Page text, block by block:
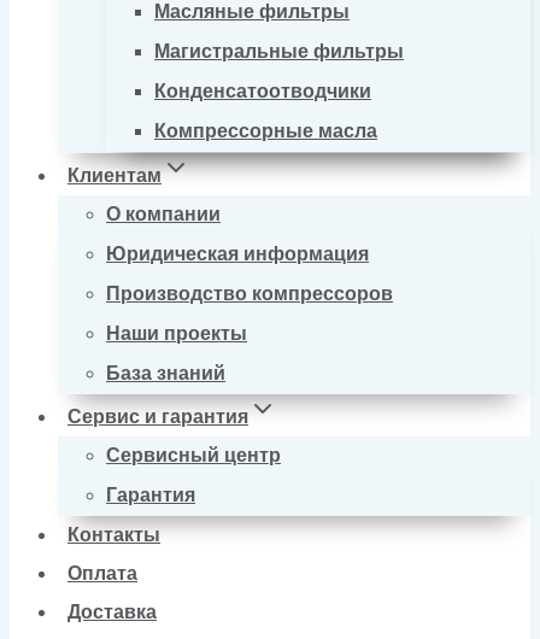
Масляные фильтры
Магистральные фильтры
Конденсатоотводчики
Компрессорные масла
Клиентам
О компании
Юридическая информация
Производство компрессоров
Наши проекты
База знаний
Сервис и гарантия
Сервисный центр
Гарантия
Контакты
Оплата
Доставка